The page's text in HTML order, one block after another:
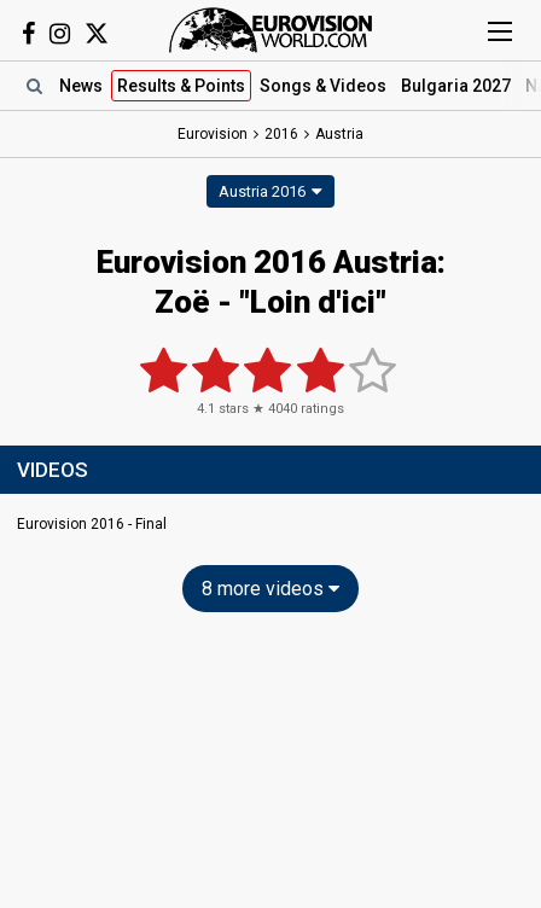
News Results & Points Songs & Videos Bulgaria 2027
Eurovision 2016 Austria
Austria 2016
Eurovision 2016 Austria:
Zoë - "Loin d'ici"
4.1 stars ★ 4040 ratings
VIDEOS
Eurovision 2016 - Final
8 more videos